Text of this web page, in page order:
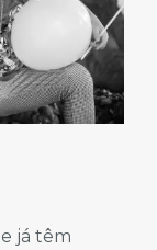
já têm